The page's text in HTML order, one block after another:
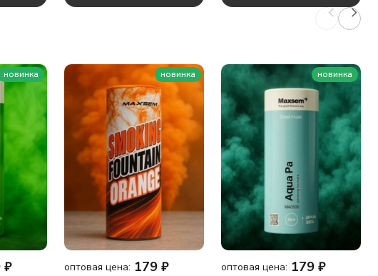
новинка
₽
новинка
оптовая цена: 179 ₽
новинка
оптовая цена: 179 ₽